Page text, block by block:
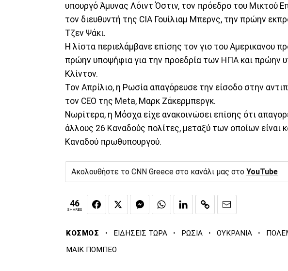
υπουργό Άμυνας Λόιντ Όστιν, τον πρόεδρο του Μικτού
τον διευθυντή της CIA Γουίλιαμ Μπερνς, την πρώην
Τζεν Ψάκι.
Η λίστα περιελάμβανε επίσης τον γιο του Αμερικανου
πρώην υποψήφια για την προεδρία των ΗΠΑ και πρώην
Κλίντον.
Τον Απρίλιο, η Ρωσία απαγόρευσε την είσοδο στην
τον CEO της Meta, Μαρκ Ζάκερμπεργκ.
Νωρίτερα, η Μόσχα είχε ανακοινώσει επίσης ότι
άλλους 26 Καναδούς πολίτες, μεταξύ των οποίων είναι
Καναδού πρωθυπουργού.
Ακολουθήστε το CNN Greece στο κανάλι μας στο YouTube
46
SHARES
ΚΟΣΜΟΣ · ΕΙΔΗΣΕΙΣ ΤΩΡΑ · ΡΩΣΙΑ · ΟΥΚΡΑΝΙΑ ·
ΜΑΙΚ ΠΟΜΠΕΟ